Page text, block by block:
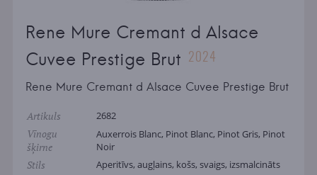
Rene Mure Cremant d Alsace
Cuvee Prestige Brut 2024
Rene Mure Cremant d Alsace Cuvee Prestige Brut
Artikuls 2682
Vīnogu
šķirne
Auxerrois Blanc, Pinot Blanc, Pinot Gris, Pinot
Noir
Stils Aperitīvs, augļains, košs, svaigs, izsmalcināts